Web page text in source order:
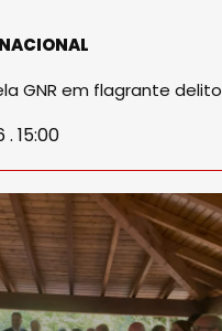
NACIONAL
GNR em flagrante delito
15:00